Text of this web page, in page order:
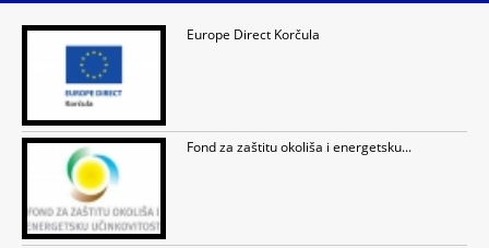
Europe Direct Korčula
Fond za zaštitu okoliša i energetsku...